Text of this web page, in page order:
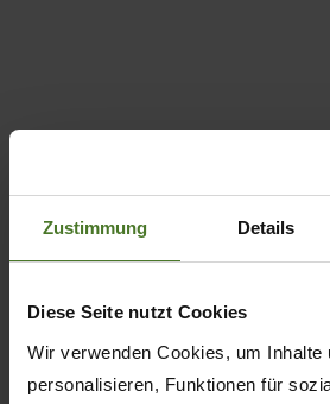
Zustimmung Details
Diese Seite nutzt Cookies
Wir verwenden Cookies, um Inhalte
personalisieren, Funktionen für